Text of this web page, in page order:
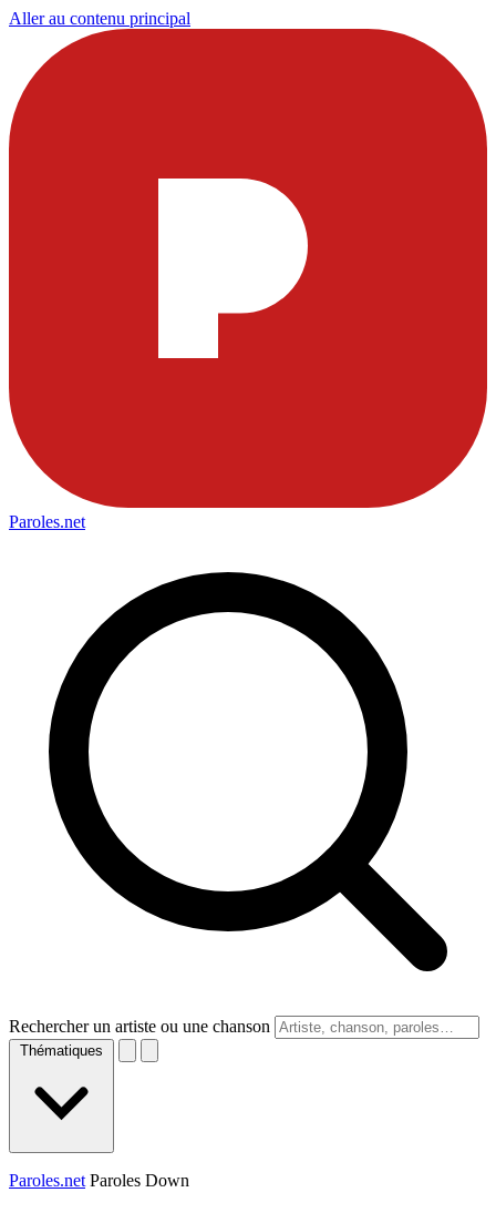
Aller au contenu principal
Paroles.net
Rechercher un artiste ou une chanson
Thématiques
Paroles.net Paroles Down